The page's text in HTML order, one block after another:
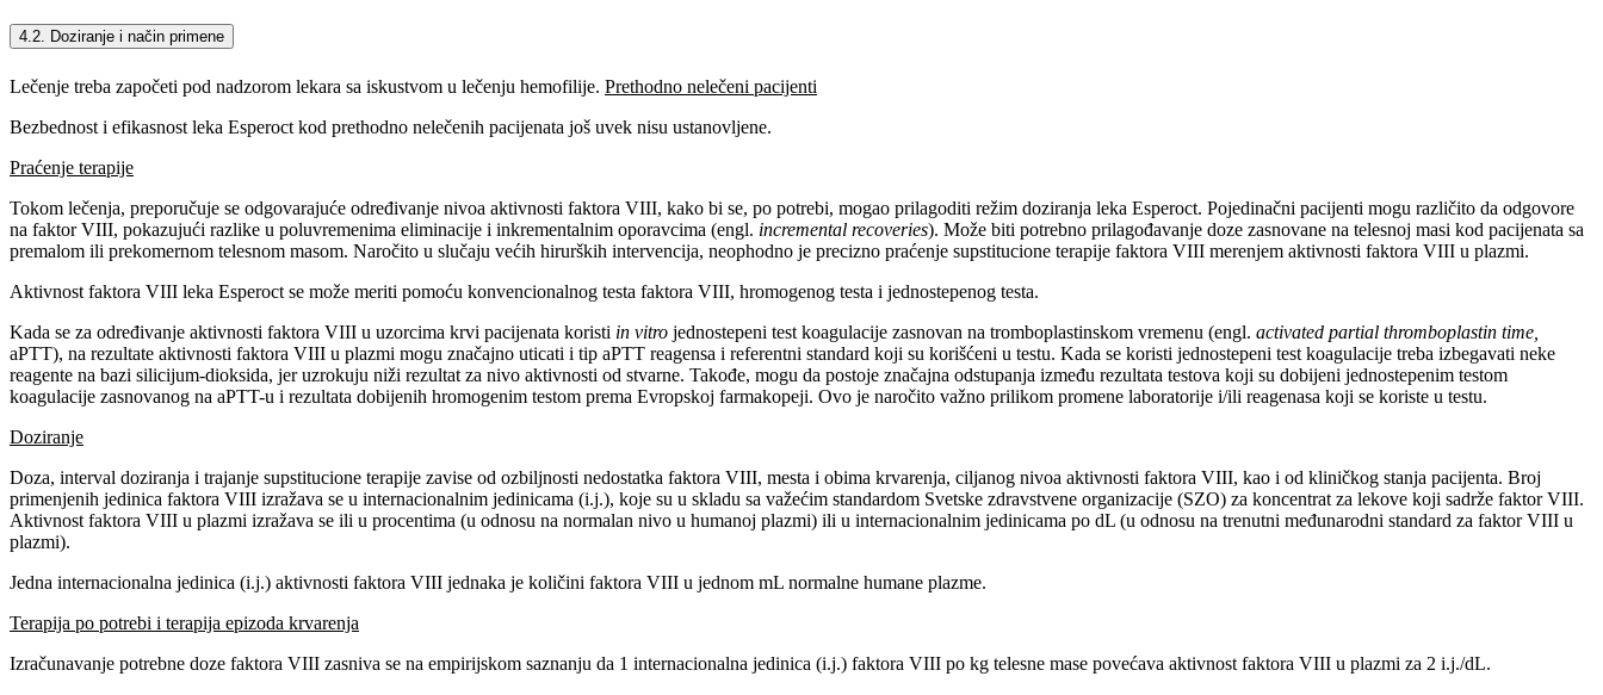
4.2. Doziranje i način primene
Lečenje treba započeti pod nadzorom lekara sa iskustvom u lečenju hemofilije. Prethodno nelečeni pacijenti
Bezbednost i efikasnost leka Esperoct kod prethodno nelečenih pacijenata još uvek nisu ustanovljene.
Praćenje terapije
Tokom lečenja, preporučuje se odgovarajuće određivanje nivoa aktivnosti faktora VIII, kako bi se, po potrebi, mogao prilagoditi režim doziranja leka Esperoct. Pojedinačni pacijenti mogu različito da odgovore
na faktor VIII, pokazujući razlike u poluvremenima eliminacije i inkrementalnim oporavcima (engl. incremental recoveries). Može biti potrebno prilagođavanje doze zasnovane na telesnoj masi kod pacijenata sa
premalom ili prekomernom telesnom masom. Naročito u slučaju većih hirurških intervencija, neophodno je precizno praćenje supstitucione terapije faktora VIII merenjem aktivnosti faktora VIII u plazmi.
Aktivnost faktora VIII leka Esperoct se može meriti pomoću konvencionalnog testa faktora VIII, hromogenog testa i jednostepenog testa.
Kada se za određivanje aktivnosti faktora VIII u uzorcima krvi pacijenata koristi in vitro jednostepeni test koagulacije zasnovan na tromboplastinskom vremenu (engl. activated partial thromboplastin time,
aPTT), na rezultate aktivnosti faktora VIII u plazmi mogu značajno uticati i tip aPTT reagensa i referentni standard koji su korišćeni u testu. Kada se koristi jednostepeni test koagulacije treba izbegavati neke
reagente na bazi silicijum-dioksida, jer uzrokuju niži rezultat za nivo aktivnosti od stvarne. Takođe, mogu da postoje značajna odstupanja između rezultata testova koji su dobijeni jednostepenim testom
koagulacije zasnovanog na aPTT-u i rezultata dobijenih hromogenim testom prema Evropskoj farmakopeji. Ovo je naročito važno prilikom promene laboratorije i/ili reagenasa koji se koriste u testu.
Doziranje
Doza, interval doziranja i trajanje supstitucione terapije zavise od ozbiljnosti nedostatka faktora VIII, mesta i obima krvarenja, ciljanog nivoa aktivnosti faktora VIII, kao i od kliničkog stanja pacijenta. Broj
primenjenih jedinica faktora VIII izražava se u internacionalnim jedinicama (i.j.), koje su u skladu sa važećim standardom Svetske zdravstvene organizacije (SZO) za koncentrat za lekove koji sadrže faktor VIII.
Aktivnost faktora VIII u plazmi izražava se ili u procentima (u odnosu na normalan nivo u humanoj plazmi) ili u internacionalnim jedinicama po dL (u odnosu na trenutni međunarodni standard za faktor VIII u
plazmi).
Jedna internacionalna jedinica (i.j.) aktivnosti faktora VIII jednaka je količini faktora VIII u jednom mL normalne humane plazme.
Terapija po potrebi i terapija epizoda krvarenja
Izračunavanje potrebne doze faktora VIII zasniva se na empirijskom saznanju da 1 internacionalna jedinica (i.j.) faktora VIII po kg telesne mase povećava aktivnost faktora VIII u plazmi za 2 i.j./dL.